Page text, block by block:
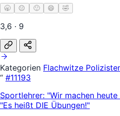
🥱 😐 🙂 😄 🤣
3,6 · 9
Kategorien Flachwitze
“ #11193
Sportlehrer: "Wir machen
"Es heißt DIE Übungen!"